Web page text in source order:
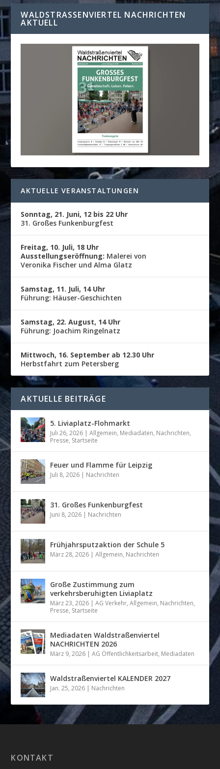
WALDSTRASSENVIERTEL NACHRICHTEN A
KTUELL
AKTUELLE VERANSTALTUNGEN
Sonntag, 21. Juni, 12 bis 22 Uhr
31. Großes Funkenburgfest
Freitag, 10. Juli, 18 Uhr
Ausstellungseröffnung: Malerei von
Veronika Fischer und Alma Glatz
Samstag, 11. Juli, 14 Uhr
Führung: Häuser-Geschichten
Samstag, 22. August, 14 Uhr
Führung: Joachim Ringelnatz
Mittwoch, 16. September ab 12.30 Uhr
Herbstfahrt zum Petersberg
AKTUELLE BEITRÄGE
5. Liviaplatz-Flohmarkt
Juli 26, 2026 |Allgemein, Mediadaten, Nachrichten,
Presse, Startseite
Feuer und Flamme für Leipzig
Juli 8, 2026 | Nachrichten
31. Großes Funkenburgfest
Juni 8, 2026 | Nachrichten
Frühjahrsputzaktion der Schule 5
März 28, 2026 |Allgemein, Nachrichten
Große Zustimmung zum
verkehrsberuhigten Liviaplatz
März 23, 2026 |AG Verkehr,Allgemein, Nachrichten,
Presse, Startseite
Mediadaten Waldstraßenviertel
NACHRICHTEN 2026
März 9, 2026 |AG Öffentlichkeitsarbeit, Mediadaten
Waldstraßenviertel KALENDER 2027
Jan. 25, 2026 | Nachrichten
KONTAKT